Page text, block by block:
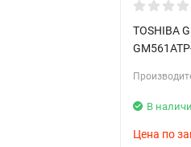
TOSHIBA
В
Цена по